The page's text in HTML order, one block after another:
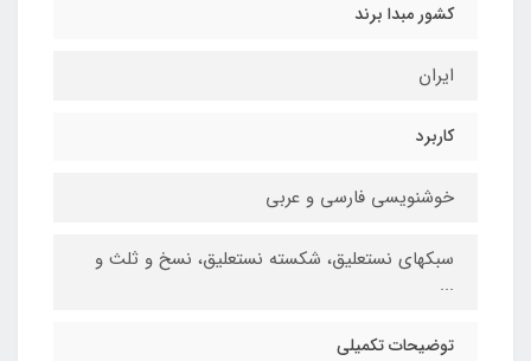
کشور مبدا برند
ایران
کاربرد
خوشنویسی فارسی و عربی
سبکهای نستعلیق، شکسته نستعلیق، نسخ و ثلث و
...
توضیحات تکمیلی